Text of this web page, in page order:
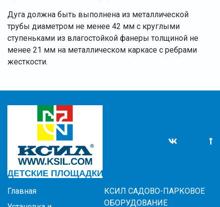
Дуга должна быть выполнена из металлической
трубы диаметром не менее 42 мм с круглыми
ступеньками из влагостойкой фанеры толщиной не
менее 21 мм на металлическом каркасе с ребрами
жесткости.
Главная
КСИЛ САДОВО-ПАРКОВОЕ
ОБОРУДОВАНИЕ